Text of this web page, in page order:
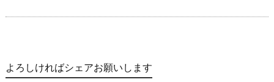
よろしければシェアお願いします